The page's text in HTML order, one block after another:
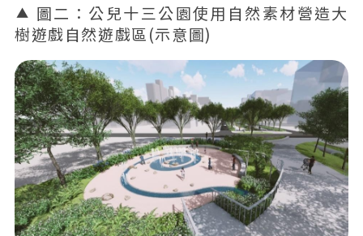
圖二：公兒十三公園使用自然素材營造大
樹遊戲自然遊戲區(示意圖)